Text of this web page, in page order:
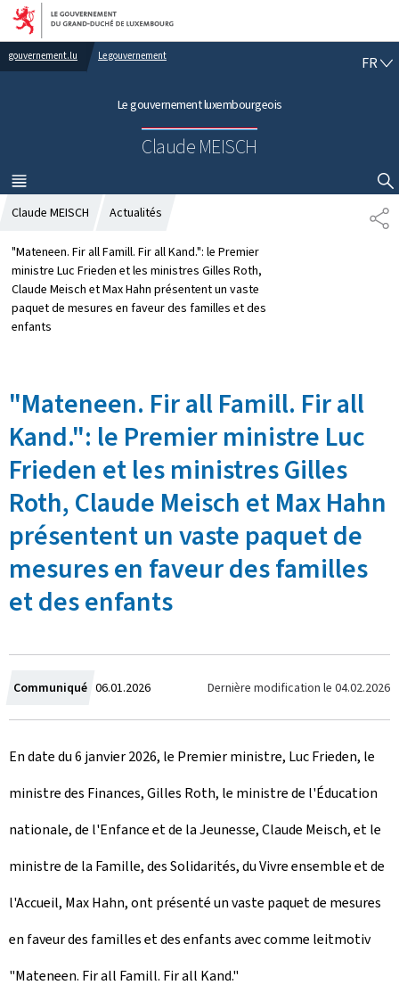
Aller au menu principal
Aller au contenu
gouvernement.lu Le gouvernement
Le gouvernement luxembourgeois
Claude MEISCH
FRF
I
S
MENU
PRINCIPAL
AFFICHER / MASQUER LA RECHERCHE
P
A
Claude MEISCH Actualités
"Mateneen. Fir all Famill. Fir all Kand.": le Premier
ministre Luc Frieden et les ministres Gilles Roth,
Claude Meisch et Max Hahn présentent un vaste
paquet de mesures en faveur des familles et des
enfants
"Mateneen. Fir all Famill. Fir all
Kand.": le Premier ministre Luc
Frieden et les ministres Gilles
Roth, Claude Meisch et Max Hahn
présentent un vaste paquet de
mesures en faveur des familles
et des enfants
Communiqué C
r
é
e
l
e
06.01.2026 Dernière modification le 04.02.2026
En date du 6 janvier 2026, le Premier ministre, Luc Frieden, le
ministre des Finances, Gilles Roth, le ministre de l'Éducation
nationale, de l'Enfance et de la Jeunesse, Claude Meisch, et le
ministre de la Famille, des Solidarités, du Vivre ensemble et de
l'Accueil, Max Hahn, ont présenté un vaste paquet de mesures
en faveur des familles et des enfants avec comme leitmotiv
"Mateneen. Fir all Famill. Fir all Kand."